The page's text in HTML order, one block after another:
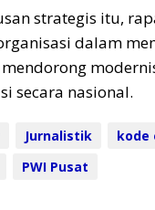
strategis itu,
dalam
secara nasional.
Jurnalistik
kode
PWI Pusat